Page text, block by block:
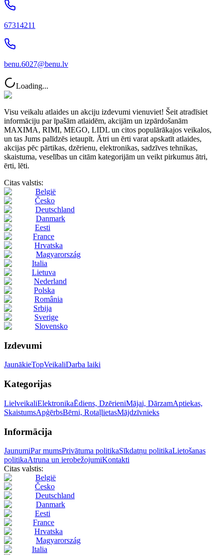
67314211
benu.6027@benu.lv
Loading...
Visu veikalu atlaides un akciju izdevumi vienuviet! Šeit atradīsiet
informāciju par īpašām atlaidēm, akcijām un izpārdošanām
MAXIMA, RIMI, MEGO, LIDL un citos populārākajos veikalos,
un tas Jums palīdzēs ietaupīt. Ātri un ērti varat apskatīt atlaides,
akcijas pēc pārtikas, dzērienu, elektronikas, sadzīves tehnikas,
skaistuma, veselības un citām kategorijām un veikt pirkumus ātri,
ērti, lēti.
Citas valstis:
België
Česko
Deutschland
Danmark
Eesti
France
Hrvatska
Magyarország
Italia
Lietuva
Nederland
Polska
România
Srbija
Sverige
Slovensko
Izdevumi
JaunākieTopVeikaliDarba laiki
Kategorijas
LielveikaliElektronikaĒdiens, DzērieniMājai, DārzamAptiekas,
SkaistumsApģērbsBērni, RotaļlietasMājdzīvnieks
Informācija
JaunumiPar mumsPrivātuma politikaSīkdatņu politikaLietošanas
politikaAtruna un ierobežojumiKontakti
Citas valstis:
België
Česko
Deutschland
Danmark
Eesti
France
Hrvatska
Magyarország
Italia